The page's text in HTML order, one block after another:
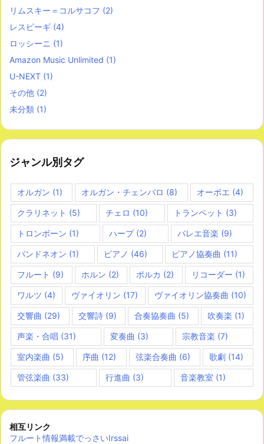
リムスキー＝コルサコフ (2)
レスピーギ (4)
ロッシーニ (1)
Amazon Music Unlimited (1)
U-NEXT (1)
その他 (2)
未分類 (1)
ジャンル別タグ
オルガン (1) オルガン・チェンバロ (8) オーボエ (4)
クラリネット (5) チェロ (10) トランペット (3)
トロンボーン (1) ハープ(2) バレエ音楽 (9)
バンドネオン (1) ピアノ (46) ピアノ協奏曲 (11)
フルート (9) ホルン (2) ポルカ (2) リコーダー (1)
ワルツ (4) ヴァイオリン (17) ヴァイオリン協奏曲 (10)
交響曲 (29) 交響詩(9) 合奏協奏曲 (5) 吹奏楽 (1)
声楽・合唱 (31) 変奏曲 (3) 宗教音楽 (7)
室内楽曲 (5) 序曲 (12) 弦楽合奏曲 (6) 歌劇(14)
管弦楽曲 (33) 行進曲 (3) 音楽教室 (1)
相互リンク
フルート情報満載でっさいIrssai